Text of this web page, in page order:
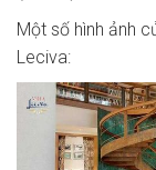
Một số hình ảnh
Leciva: